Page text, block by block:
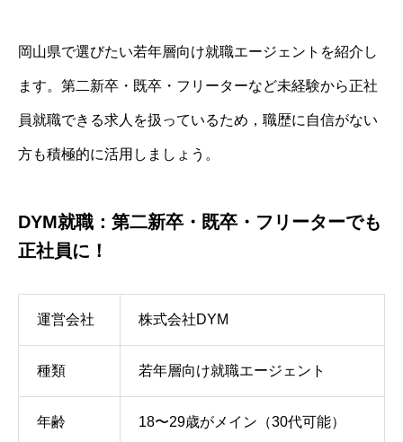
岡山県で選びたい若年層向け就職エージェントを紹介し
ます。第二新卒・既卒・フリーターなど未経験から正社
員就職できる求人を扱っているため，職歴に自信がない
方も積極的に活用しましょう。
DYM就職：第二新卒・既卒・フリーターでも
正社員に！
運営会社 株式会社DYM
種類 若年層向け就職エージェント
年齢 18〜29歳がメイン（30代可能）